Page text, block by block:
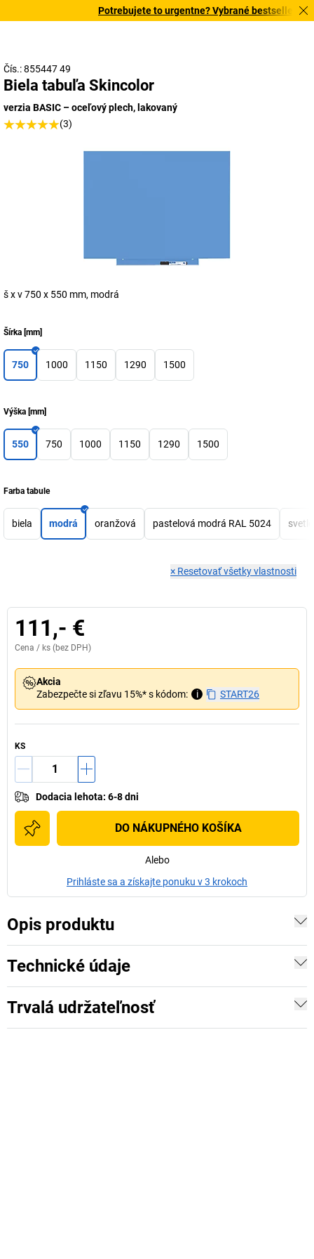
Potrebujete to urgentne? Vybrané bestsellery
Čís.: 855447 49
Biela tabuľa Skincolor
verzia BASIC – oceľový plech, lakovaný
(3)
š x v 750 x 550 mm, modrá
Šírka [mm]
750 1000 1150 1290 1500
Výška [mm]
550 750 1000 1150 1290 1500
Farba tabule
biela modrá oranžová pastelová modrá RAL 5024
× Resetovať všetky vlastnosti
111,- €
Cena / ks (bez DPH)
Akcia
Zabezpečte si zľavu 15%* s kódom:
i START26
KS
Dodacia lehota: 6-8 dni
DO NÁKUPNÉHO KOŠÍKA
Alebo
Prihláste sa a získajte ponuku v 3 krokoch
Opis produktu
Technické údaje
Trvalá udržateľnosť